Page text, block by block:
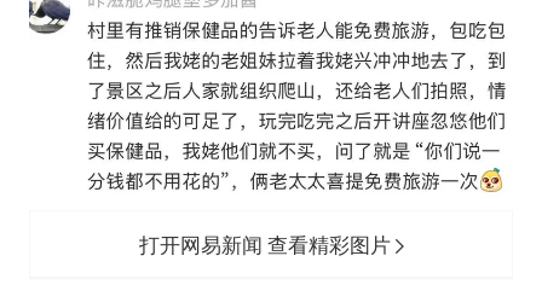
打开网易新闻 查看精彩图片